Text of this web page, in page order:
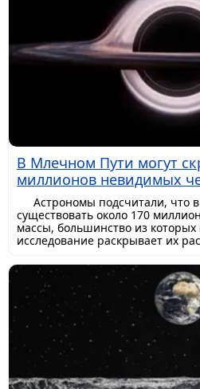
В Млечном Пути могут
миллионов невидимых
Астрономы подсчитали, что
существовать около 170
массы, большинство из
исследование раскрывает их